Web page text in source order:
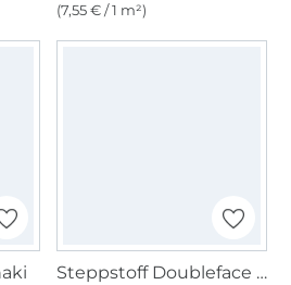
(7,55 € / 1 m²)
Steppstoff Doubleface Enjoy Copper Coast Circles Flowers, dunkelblau